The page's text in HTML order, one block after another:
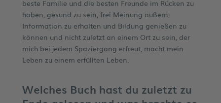
beste Familie und die besten Freunde im Rücken zu
haben, gesund zu sein, frei Meinung äußern,
Information zu erhalten und Bildung genießen zu
können und nicht zuletzt an einem Ort zu sein, der
mich bei jedem Spaziergang erfreut, macht mein
Leben zu einem erfüllten Leben.
Welches Buch hast du zuletzt zu